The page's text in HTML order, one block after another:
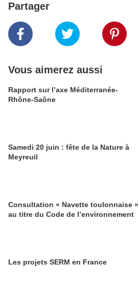
Partager
Vous aimerez aussi
Rapport sur l’axe Méditerranée-
Rhône-Saône
Samedi 20 juin : fête de la Nature à
Meyreuil
Consultation « Navette toulonnaise »
au titre du Code de l’environnement
Les projets SERM en France